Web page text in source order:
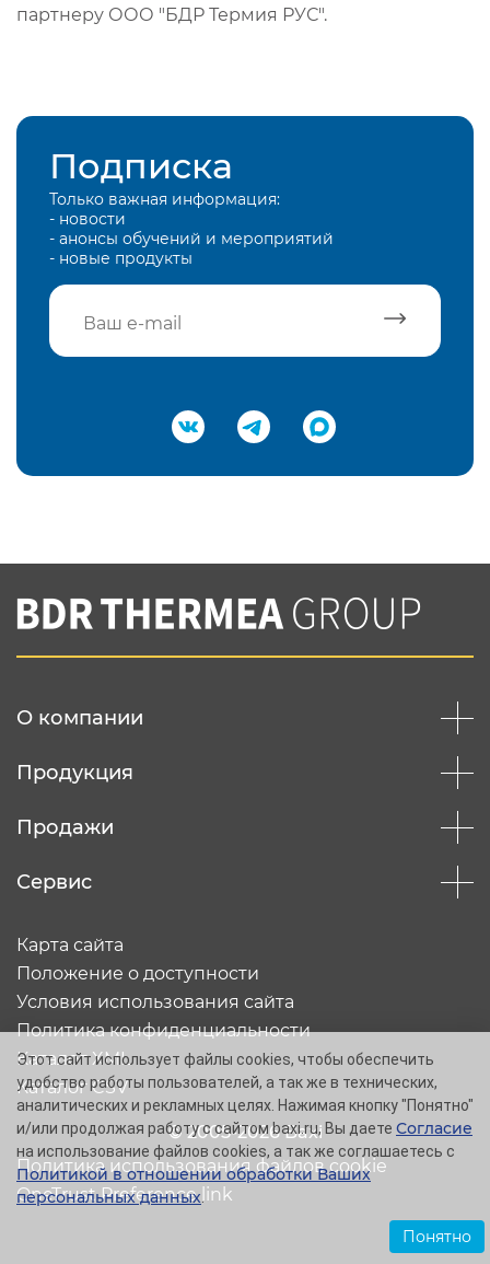
партнеру ООО "БДР Термия РУС".
Подписка
Только важная информация:
- новости
- анонсы обучений и мероприятий
- новые продукты
Подтвердить e-mail
Вы соглашаетесь с нашей политикой
конфеденциальности
О компании
Продукция
Продажи
Сервис
© 2005-2026 Baxi
Карта сайта
Положение о доступности
Условия использования сайта
Политика конфиденциальности
Каталог XML
Каталог CSV
Политика использования файлов cookie
OneTrust Preference link
Этот сайт использует файлы cookies, чтобы обеспечить
удобство работы пользователей, а так же в технических,
аналитических и рекламных целях. Нажимая кнопку "Понятно"
и/или продолжая работу с сайтом baxi.ru, Вы даете Согласие
на использование файлов cookies, а так же соглашаетесь с
Политикой в отношении обработки Ваших
персональных данных.
Понятно